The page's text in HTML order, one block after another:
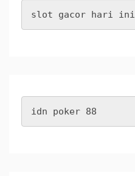
slot gacor hari ini
idn poker 88